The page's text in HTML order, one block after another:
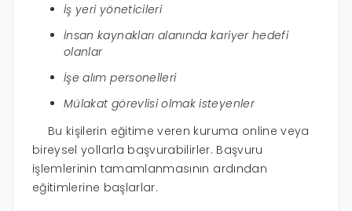
İş yeri yöneticileri
İnsan kaynakları alanında kariyer hedefi
olanlar
İşe alım personelleri
Mülakat görevlisi olmak isteyenler
Bu kişilerin eğitime veren kuruma online veya
bireysel yollarla başvurabilirler. Başvuru
işlemlerinin tamamlanmasının ardından
eğitimlerine başlarlar.